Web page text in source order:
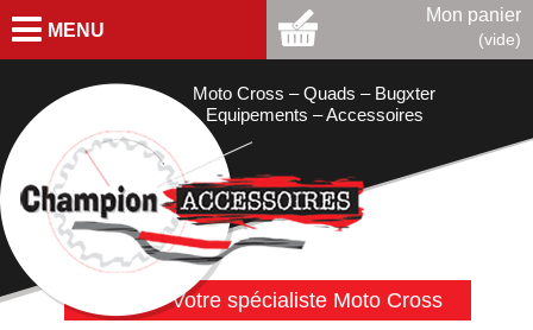
MENU
Mon panier
(vide)
Moto Cross – Quads – Bugxter
Equipements – Accessoires
Votre spécialiste Moto Cross